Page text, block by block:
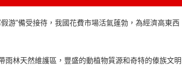
游”備受接待，我國花費市場活氣蓬勃，為經濟高東西
雨林天然維護區，豐盛的動植物質源和奇特的傣族文明